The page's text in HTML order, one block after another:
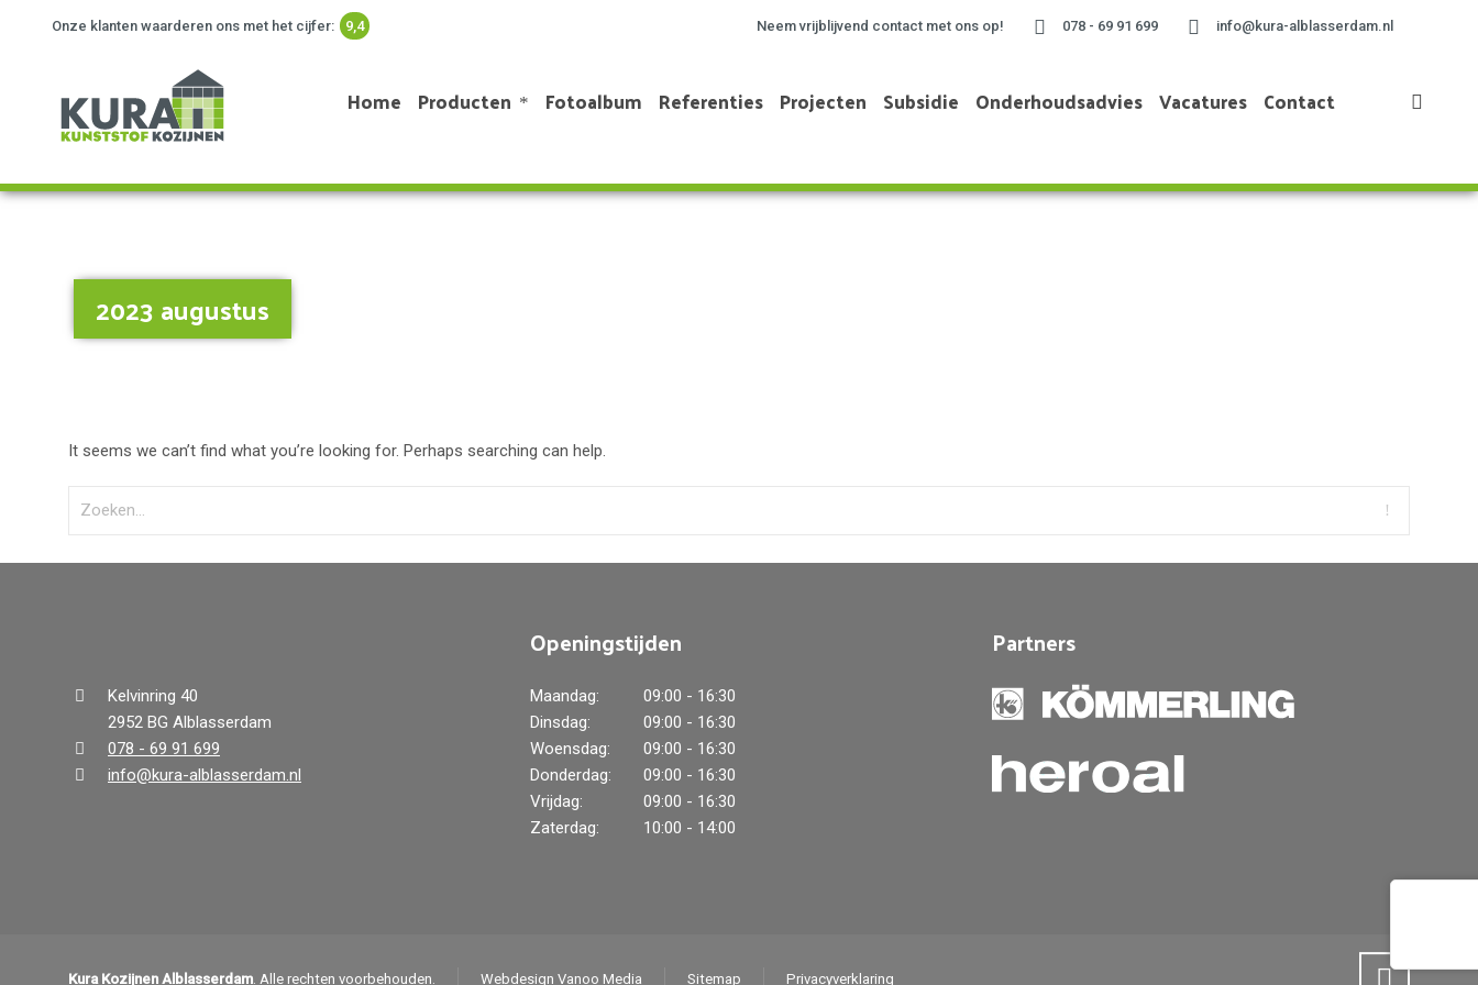
Onze klanten waarderen ons met het cijfer: 9,4 Neem vrijblijvend contact met ons op! 078 - 69 91 699 info@kura-alblasserdam.nl
Home Producten Fotoalbum Referenties Projecten Subsidie Onderhoudsadvies Vacatures Contact
2023 augustus
It seems we can’t find what you’re looking for. Perhaps searching can help.
Kelvinring 40
2952 BG Alblasserdam
078 - 69 91 699
info@kura-alblasserdam.nl
Openingstijden
Maandag:
09:00 - 16:30
Dinsdag:
09:00 - 16:30
Woensdag:
09:00 - 16:30
Donderdag:
09:00 - 16:30
Vrijdag:
09:00 - 16:30
Zaterdag:
10:00 - 14:00
Partners
Kura Kozijnen Alblasserdam. Alle rechten voorbehouden. Webdesign Vanoo Media Sitemap Privacyverklaring